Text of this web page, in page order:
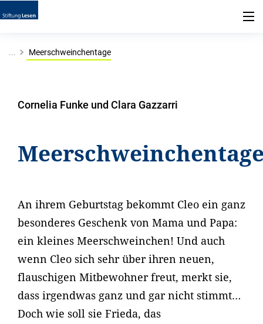
... Meerschweinchentage
Cornelia Funke und Clara Gazzarri
An ihrem Geburtstag bekommt Cleo ein ganz
besonderes Geschenk von Mama und Papa:
ein kleines Meerschweinchen! Und auch
wenn Cleo sich sehr über ihren neuen,
flauschigen Mitbewohner freut, merkt sie,
dass irgendwas ganz und gar nicht stimmt…
Doch wie soll sie Frieda, das